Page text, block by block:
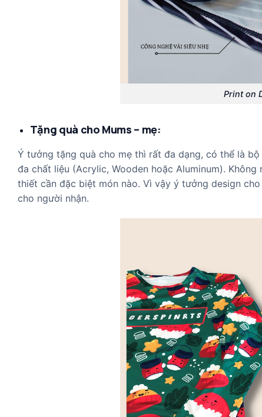
Print on
Tặng quà cho Mums – mẹ:
Ý tưởng tặng quà cho mẹ thì rất đa dạng, có thể là bộ
đa chất liệu (Acrylic, Wooden hoặc Aluminum).
thiết cần đặc biệt món nào. Vì vậy ý tưởng design
cho người nhận.